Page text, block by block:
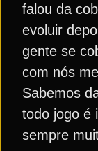
falou da
evoluir
gente se
com nós
Sabemos
todo jogo é
sempre